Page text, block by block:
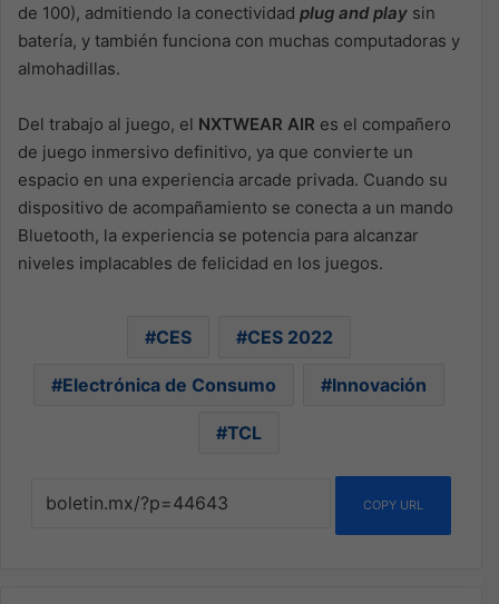
de 100), admitiendo la conectividad plug and play sin
batería, y también funciona con muchas computadoras y
almohadillas.
Del trabajo al juego, el NXTWEAR AIR es el compañero
de juego inmersivo definitivo, ya que convierte un
espacio en una experiencia arcade privada. Cuando su
dispositivo de acompañamiento se conecta a un mando
Bluetooth, la experiencia se potencia para alcanzar
niveles implacables de felicidad en los juegos.
CES CES 2022
Electrónica de Consumo Innovación
TCL
COPY URL